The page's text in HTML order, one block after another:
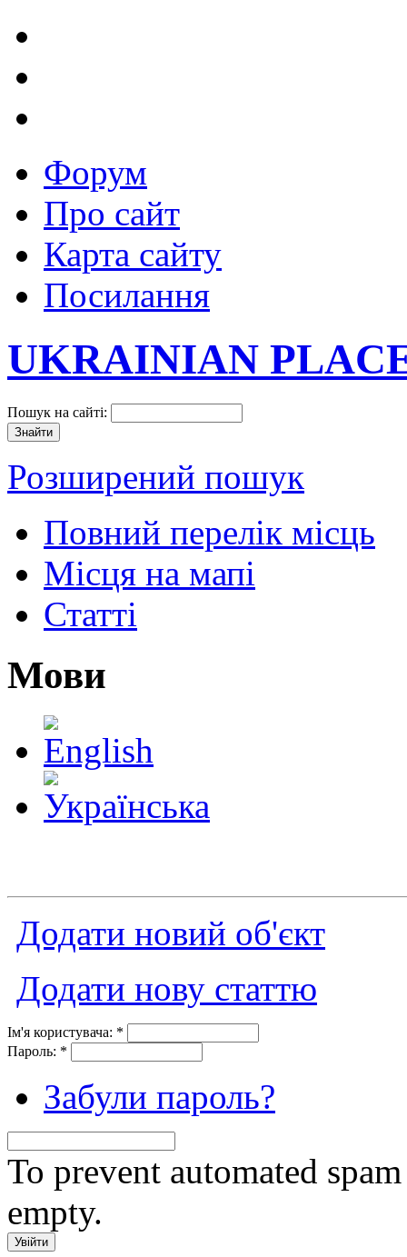
Форум
Про сайт
Карта сайту
Посилання
UKRAINIAN
Пошук на сайті:
Розширений пошук
Повний перелік місць
Місця на мапі
Статті
Мови
Додати новий об'єкт
Додати нову статтю
Ім'я користувача: *
Пароль: *
Забули пароль?
To prevent automated
empty.